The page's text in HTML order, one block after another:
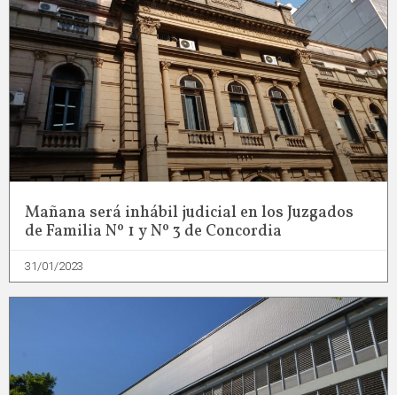
Mañana será inhábil judicial en los Juzgados
de Familia Nº 1 y Nº 3 de Concordia
31/01/2023